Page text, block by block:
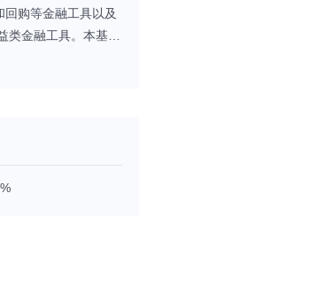
购等金融工具以及
类金融工具。本基金
发新股，并可持有
益类资产的比例为
。